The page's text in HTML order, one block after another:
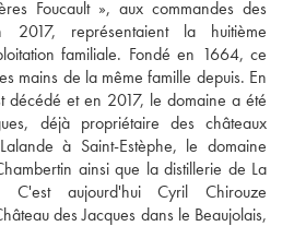
Foucault », aux commandes des
2017, représentaient la huitième
familiale. Fondé en 1664, ce
mains de la même famille depuis. En
décédé et en 2017, le domaine a été
déjà propriétaire des châteaux
à Saint-Estèphe, le domaine
ainsi que la distillerie de La
aujourd'hui Cyril Chirouze
des Jacques dans le Beaujolais,